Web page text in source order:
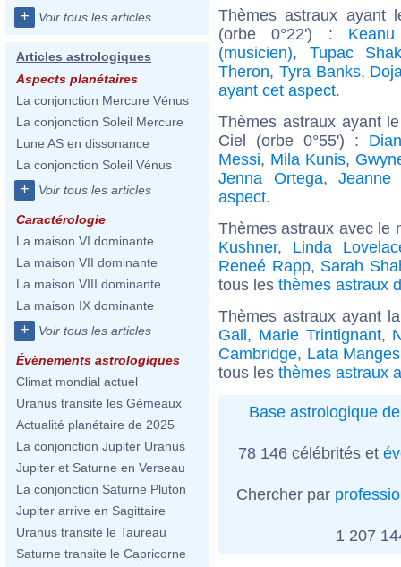
+ Voir tous les articles
Articles astrologiques
Aspects planétaires
La conjonction Mercure Vénus
La conjonction Soleil Mercure
Lune AS en dissonance
La conjonction Soleil Vénus
+ Voir tous les articles
Caractérologie
La maison VI dominante
La maison VII dominante
La maison VIII dominante
La maison IX dominante
+ Voir tous les articles
Évènements astrologiques
Climat mondial actuel
Uranus transite les Gémeaux
Actualité planétaire de 2025
La conjonction Jupiter Uranus
Jupiter et Saturne en Verseau
La conjonction Saturne Pluton
Jupiter arrive en Sagittaire
Uranus transite le Taureau
Saturne transite le Capricorne
Thèmes astraux ayant
(orbe 0°22') :
(musicien), Tupac
Theron, Tyra Banks,
ayant cet aspect.
Thèmes astraux ayant
Ciel (orbe 0°55') :
Messi, Mila Kunis,
Jenna Ortega, Jeanne
aspect.
Thèmes astraux avec le
Kushner, Linda
Reneé Rapp, Sarah
tous les thèmes astraux
Thèmes astraux ayant
Gall, Marie Trintignant,
Cambridge, Lata
tous les thèmes astraux
Base astrologique
78 146 célébrités et
Chercher par
1 207